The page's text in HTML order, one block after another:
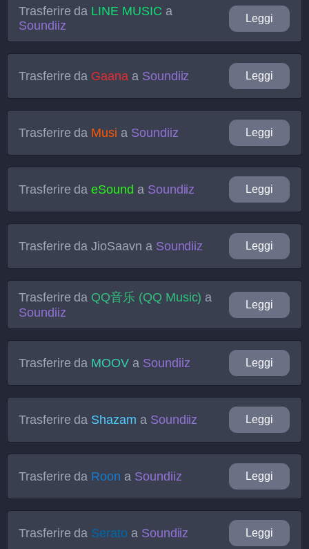
Trasferire da LINE MUSIC a
Soundiiz
Leggi
Trasferire da Gaana a Soundiiz Leggi
Trasferire da Musi a Soundiiz Leggi
Trasferire daeSound a Soundiiz Leggi
Trasferire daJioSaavn a Soundiiz Leggi
Trasferire da QQ音乐 (QQ Music) a
Soundiiz
Leggi
Trasferire da MOOV a Soundiiz Leggi
Trasferire da Shazam a Soundiiz Leggi
Trasferire da Roon a Soundiiz Leggi
Trasferire da Serato a Soundiiz Leggi